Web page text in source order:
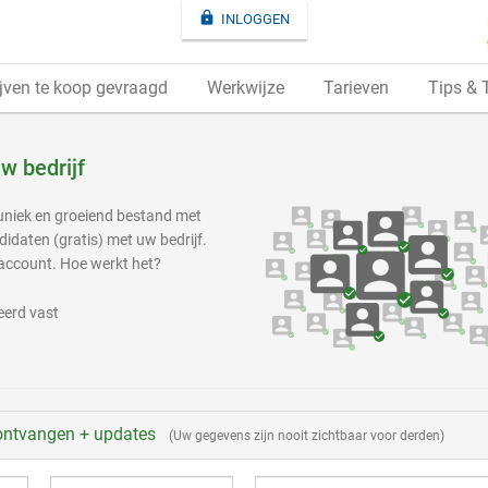
bedrijf
en groeiend bestand met
(gratis) met uw bedrijf.
Hoe werkt het?
vast
+ updates (Uw gegevens zijn nooit zichtbaar voor derden)
 INLOGGEN
te koop gevraagd Werkwijze Tarieven Tips &